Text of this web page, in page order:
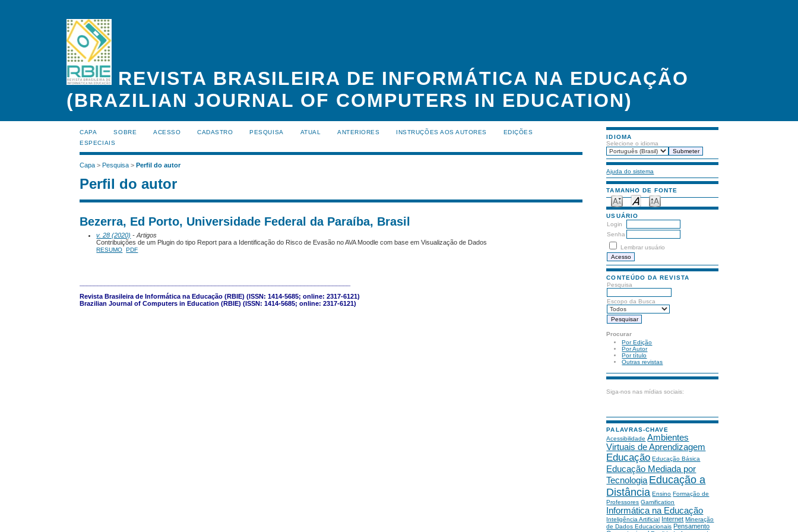
REVISTA BRASILEIRA DE INFORMÁTICA NA EDUCAÇÃO
(BRAZILIAN JOURNAL OF COMPUTERS IN EDUCATION)
IDIOMA
Selecione o idioma
Ajuda do sistema
TAMANHO DE FONTE
USUÁRIO
Login
Senha
Lembrar usuário
CONTEÚDO DA REVISTA
Pesquisa
Escopo da Busca
Procurar
Por Edição
Por Autor
Por título
Outras revistas
Siga-nos nas mídias sociais:
PALAVRAS-CHAVE
Acessibilidade Ambientes
Virtuais de Aprendizagem
Educação Educação Básica
Educação Mediada por
Tecnologia Educação a
Distância Ensino Formação de
Professores Gamification
Informática na Educação
Inteligência Artificial Internet Mineração
de Dados Educacionais Pensamento
CAPA SOBRE ACESSO CADASTRO PESQUISA ATUAL ANTERIORES INSTRUÇÕES AOS AUTORES
EDIÇÕES
ESPECIAIS
Capa >Pesquisa >Perfil do autor
Perfil do autor
Bezerra, Ed Porto, Universidade Federal da Paraíba, Brasil
v. 28 (2020) - Artigos
Contribuições de um Plugin do tipo Report para a Identificação do Risco de Evasão no AVA Moodle com base em Visualização de Dados
RESUMO PDF
Revista Brasileira de Informática na Educação (RBIE) (ISSN: 1414-5685; online: 2317-6121)
Brazilian Journal of Computers in Education (RBIE) (ISSN: 1414-5685; online: 2317-6121)